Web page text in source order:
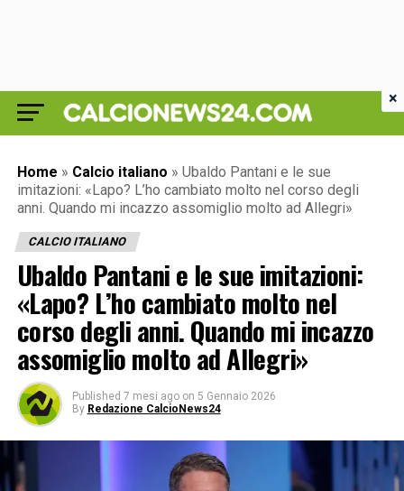
Home » Calcio italiano » Ubaldo Pantani e le sue
imitazioni: «Lapo? L’ho cambiato molto nel corso degli
anni. Quando mi incazzo assomiglio molto ad Allegri»
CALCIO ITALIANO
Ubaldo Pantani e le sue imitazioni:
«Lapo? L’ho cambiato molto nel
corso degli anni. Quando mi incazzo
assomiglio molto ad Allegri»
Published 7 mesi ago on 5 Gennaio 2026
By Redazione CalcioNews24
×